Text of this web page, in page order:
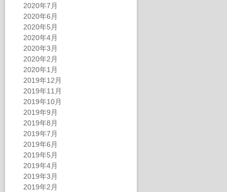
2020年7月
2020年6月
2020年5月
2020年4月
2020年3月
2020年2月
2020年1月
2019年12月
2019年11月
2019年10月
2019年9月
2019年8月
2019年7月
2019年6月
2019年5月
2019年4月
2019年3月
2019年2月